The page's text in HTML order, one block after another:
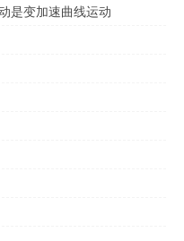
是变加速曲线运动